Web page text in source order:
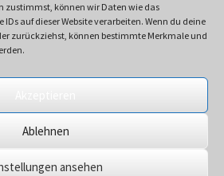
zustimmst, können wir Daten wie das
auf dieser Website verarbeiten. Wenn du deine
zurückziehst, können bestimmte Merkmale und
Ablehnen
ansehen
akzeptieren Sie unsere